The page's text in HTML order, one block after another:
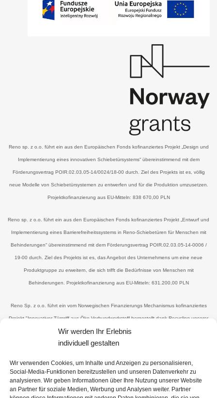
Wir werden Ihr Erlebnis
individuell gestalten
Wir verwenden Cookies, um Inhalte und Anzeigen zu personalisieren,
Social-Media-Funktionen bereitzustellen und unseren Datenverkehr zu
analysieren. Wir geben Informationen über Ihre Nutzung unserer Website
an Partner für soziale Medien, Werbung und Analysen weiter. Partner
Reno sp. z o.o. führt ein aus den Europäischen Fonds kofinanziertes Projekt „Design und
Implementierung eines innovativen Schiebetürsystems“ übereinstimmend mit dem
Förderungsvertrag POIR.02.03.05-14/0024/18-00 durch. Ziel des Projekts ist es, völlig
neue Modelle von Schiebetürsystemen zu entwerfen und für die Produktion umzusetzen.
Projektkofinanzierung aus EU-Mitteln: 838 670,00 PLN
Reno sp. z o.o. führt ein aus den Europäischen Fonds kofinanziertes Projekt „Entwurf und
Implementierung eines Barrierefreiheitssystems in Reno-Schiebetüren für Menschen mit
Behinderungen“ übereinstimmend mit dem Förderungsvertrag POIR.02.03.05-14-0006 /
19-00 durch. Ziel des Projekts ist es, das Angebot des Unternehmens um eine neue
Produktgruppe zu erweitern, die sich trifft die Bedürfnisse von Menschen mit
Behinderungen. Projektkofinanzierung aus EU-Mitteln: 631.200,00 PLN
Reno Sp. z o.o. führt ein vom Norwegischen Finanzierungs Mechanismus kofinanziertes
Projekt "Innovativer Türgriff aus Öko-Verbundwerkstoff hergestellt dank Recycling unserer
Holzabfälle nach der Produktion" im Rahmen der Zuschussvereinbarung UWP-NORW
19.01.04-14-0041 / 20 durch -00 Das Ziel und die Wirkung besteht darin, ein neues,
Holzabfällen durch Wiederverwendung (für Produktionszwecke), die Gewinnung von
Material, das die oben genannten Abfälle und ein Bindemittel mit minimal enthält
Umweltauswirkungen, die das Unternehmen dem Status einer „Zero-Waste-Organisation“